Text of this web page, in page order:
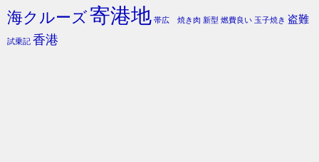
海クルーズ寄港地 帯広 焼き肉 新型 燃費良い 玉子焼き 盗難
試乗記 香港